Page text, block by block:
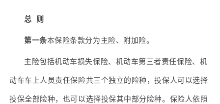
总 则
第一条本保险条款分为主险、附加险。
主险包括机动车损失保险、机动车第三者责任保险、机
动车车上人员责任保险共三个独立的险种，投保人可以选择
投保全部险种，也可以选择投保其中部分险种。保险人依照